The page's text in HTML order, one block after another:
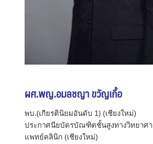
ผศ.พญ.อมลชญา ขวัญเกื้อ
พบ.(เกียรตินิยมอันดับ 1) (เชียงใหม่)
ประกาศนียบัตรบัณฑิตชั้นสูงทางวิทยาศา
แพทย์คลินิก (เชียงใหม่)